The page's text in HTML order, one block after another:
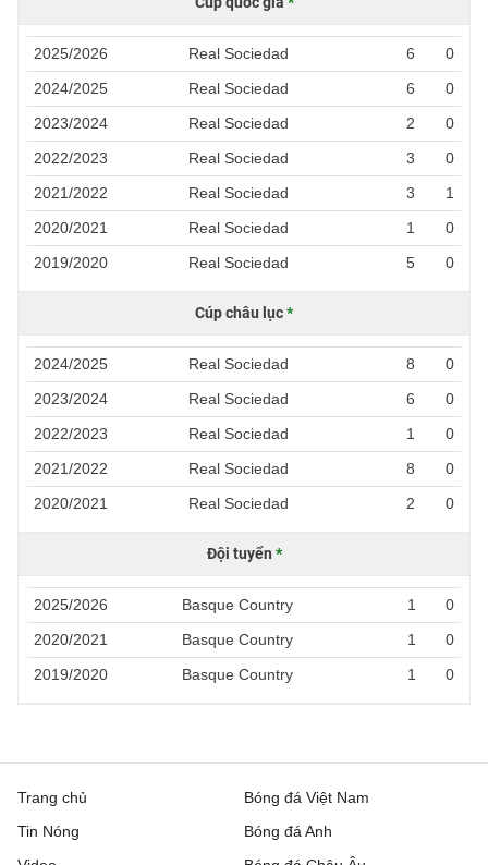
2025/2026 Real Sociedad 6
0
2024/2025
Real Sociedad 6
0
2023/2024
Real Sociedad 2
0
2022/2023
Real Sociedad 3
0
2021/2022
Real Sociedad 3
1
2020/2021
Real Sociedad 1
0
2019/2020
Real Sociedad 5 0
Cúp châu lục*
2024/2025 Real Sociedad 8
0
2023/2024
Real Sociedad 6
0
2022/2023
Real Sociedad 1
0
2021/2022
Real Sociedad 8
0
2020/2021
Real Sociedad 2 0
Đội tuyển *
2025/2026 Basque Country 1
0
2020/2021
Basque Country 1
0
2019/2020
Basque Country 1 0
Trang chủ
Tin Nóng
Bóng đá Việt Nam
Bóng đá Anh